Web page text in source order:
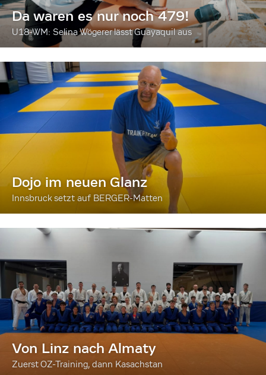
Da waren es nur noch 479!
U18-WM: Selina Wögerer lässt Guayaquil aus
Dojo im neuen Glanz
Innsbruck setzt auf BERGER-Matten
Von Linz nach Almaty
Zuerst OZ-Training, dann Kasachstan